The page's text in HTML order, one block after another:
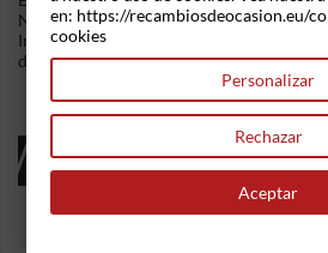
Nissan Primera (P11) (1995-2002) 1.6
Interna: 03121648144949. En color
de mas recambios, si tiene cualquier
16 OTROS
en: https://recambiosdeocasion.eu/
cookies
Personalizar
Rechazar
Aceptar